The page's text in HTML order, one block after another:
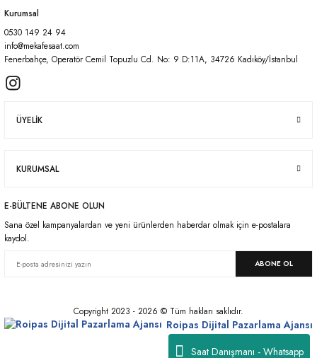
Saat Danışmanı - Whatsapp
Kurumsal
0530 149 24 94
info@mekafesaat.com
Fenerbahçe, Operatör Cemil Topuzlu Cd. No: 9 D:11A, 34726 Kadıköy/İstanbul
ÜYELİK
KURUMSAL
E-BÜLTENE ABONE OLUN
Sana özel kampanyalardan ve yeni ürünlerden haberdar olmak için e-postalara
kaydol.
ABONE OL
Copyright 2023 - 2026 © Tüm hakları saklıdır.
Roipas Dijital Pazarlama Ajansı